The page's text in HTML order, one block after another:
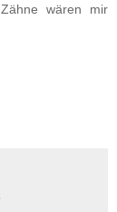
wären mir